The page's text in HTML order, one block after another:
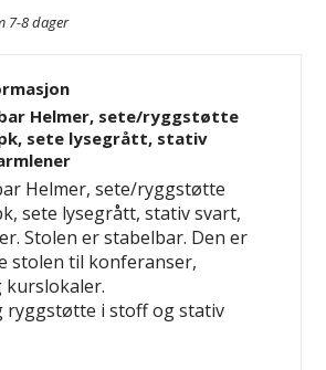
7-8 dager
Helmer, sete/ryggstøtte
sete lysegrått, stativ
Helmer, sete/ryggstøtte
sete lysegrått, stativ svart,
Stolen er stabelbar. Den er
stolen til konferanser,
ryggstøtte i stoff og stativ